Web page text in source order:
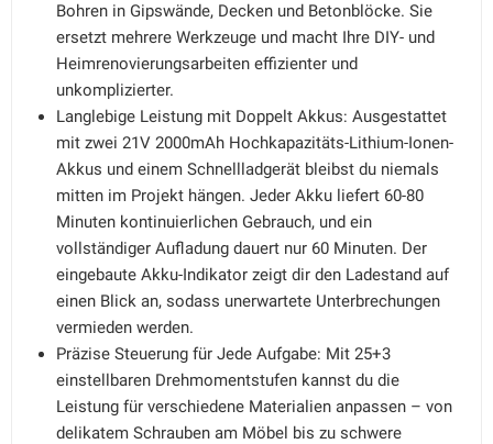
Bohren in Gipswände, Decken und Betonblöcke. Sie
ersetzt mehrere Werkzeuge und macht Ihre DIY- und
Heimrenovierungsarbeiten effizienter und
unkomplizierter.
Langlebige Leistung mit Doppelt Akkus: Ausgestattet
mit zwei 21V 2000mAh Hochkapazitäts-Lithium-Ionen-
Akkus und einem Schnellladgerät bleibst du niemals
mitten im Projekt hängen. Jeder Akku liefert 60-80
Minuten kontinuierlichen Gebrauch, und ein
vollständiger Aufladung dauert nur 60 Minuten. Der
eingebaute Akku-Indikator zeigt dir den Ladestand auf
einen Blick an, sodass unerwartete Unterbrechungen
vermieden werden.
Präzise Steuerung für Jede Aufgabe: Mit 25+3
einstellbaren Drehmomentstufen kannst du die
Leistung für verschiedene Materialien anpassen – von
delikatem Schrauben am Möbel bis zu schwere